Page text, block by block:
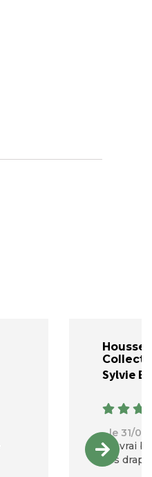
Housse
Sylvie B
- le 31/
Un vrai
ces draps